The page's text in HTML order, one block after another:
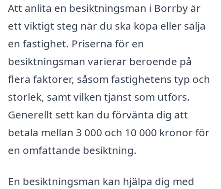
Att anlita en besiktningsman i Borrby är
ett viktigt steg när du ska köpa eller sälja
en fastighet. Priserna för en
besiktningsman varierar beroende på
flera faktorer, såsom fastighetens typ och
storlek, samt vilken tjänst som utförs.
Generellt sett kan du förvänta dig att
betala mellan 3 000 och 10 000 kronor för
en omfattande besiktning.
En besiktningsman kan hjälpa dig med